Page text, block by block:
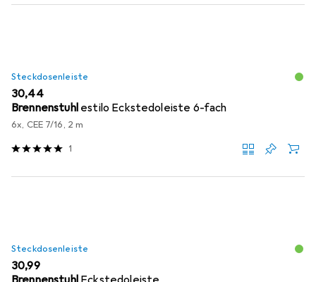
Steckdosenleiste
EUR
30,44
Brennenstuhl estilo Eckstedoleiste 6-fach
6x, CEE 7/16, 2 m
1
Steckdosenleiste
EUR
30,99